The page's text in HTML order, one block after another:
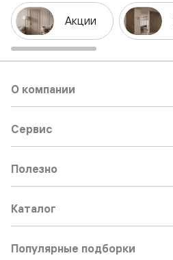
Акции
О компании
Сервис
Полезно
Каталог
Популярные подборки